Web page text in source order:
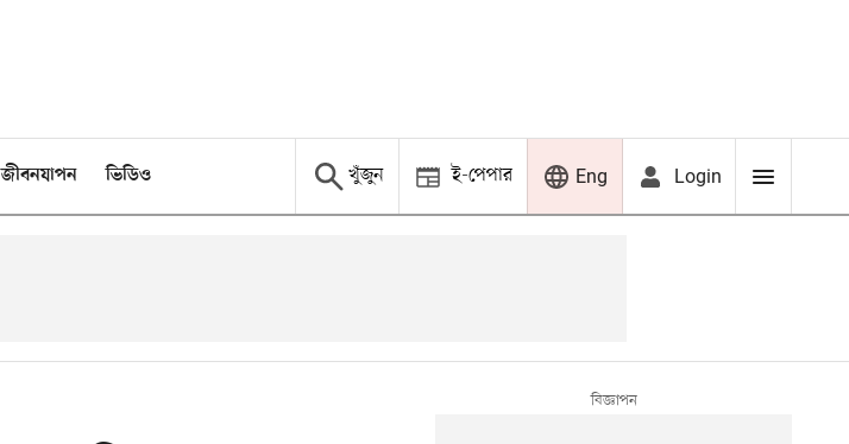
জীবনযাপন ভিডিও খুঁজুন ই-পেপার Eng Login